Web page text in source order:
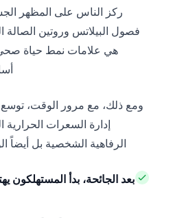
ركز الناس على المظهر
فصول البيلاتس وروتين الصالة
هي علامات نمط حياة
ومع ذلك، مع مرور الوقت،
إدارة السعرات
الرفاهية الشخصية بل أيضاً
بعد الجائحة، بدأ المستهلكون